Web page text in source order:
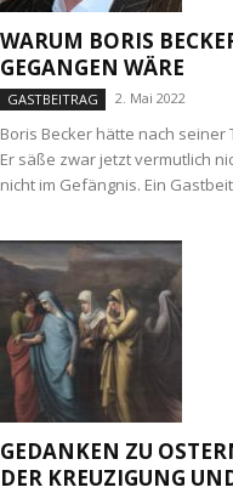
WARUM BORIS
GEGANGEN WÄRE
GASTBEITRAG 2. Mai 2022
Boris Becker hätte nach
Er säße zwar jetzt vermutlich
nicht im Gefängnis. Ein
GEDANKEN ZU
DER KREUZIGUNG